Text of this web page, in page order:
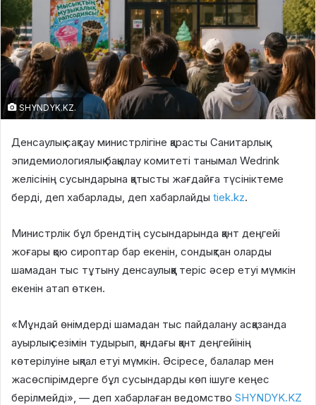
SHYNDYK.KZ.
Денсаулық сақтау министрлігіне қарасты Санитарлық-
эпидемиологиялық бақылау комитеті танымал Wedrink
желісінің сусындарына қатысты жағдайға түсініктеме
берді, деп хабарлады, деп хабарлайды tiek.kz.
Министрлік бұл брендтің сусындарында қант деңгейі
жоғары қою сироптар бар екенін, сондықтан оларды
шамадан тыс тұтыну денсаулыққа теріс әсер етуі мүмкін
екенін атап өткен.
«Мұндай өнімдерді шамадан тыс пайдалану асқазанда
ауырлық сезімін тудырып, қандағы қант деңгейінің
көтерілуіне ықпал етуі мүмкін. Әсіресе, балалар мен
жасөспірімдерге бұл сусындарды көп ішуге кеңес
берілмейді», — деп хабарлаған ведомство SHYNDYK.KZ